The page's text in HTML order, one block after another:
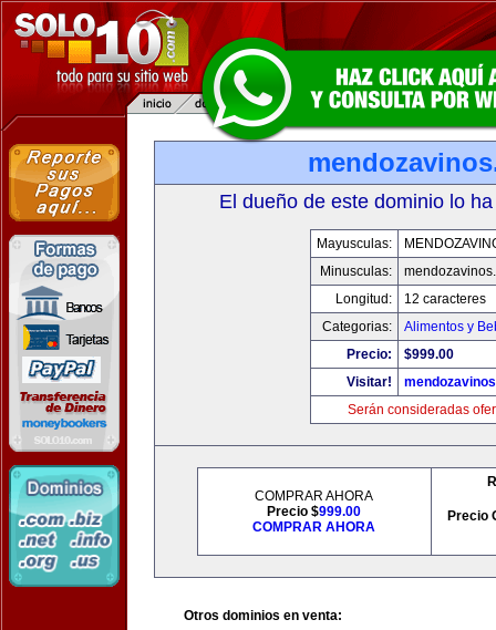
El dueño de este dominio lo
Mayusculas:
Minusculas:
Longitud:
12 caracteres
Categorias:
Alimentos y
Precio:
$999.00
Visitar!
Serán consideradas
COMPRAR AHORA
Precio $999.00
COMPRAR AHORA
Precio
Otros dominios en venta: